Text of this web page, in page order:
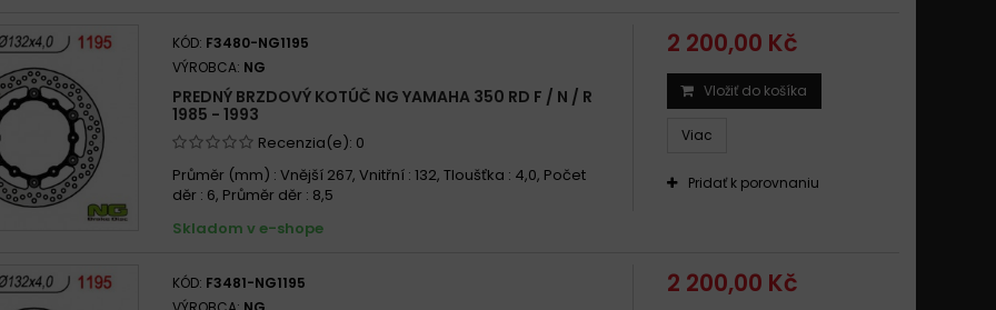
KÓD: F3480-NG1195
VÝROBCA: NG
PREDNÝ BRZDOVÝ KOTÚČ NG YAMAHA 350 RD F / N / R
1985 - 1993
Recenzia(e): 0
Průměr (mm) : Vnější 267, Vnitřní : 132, Tloušťka : 4,0, Počet
děr : 6, Průměr děr : 8,5
Skladom v e-shope
2 200,00 Kč
Vložiť do košíka
Viac
Pridať k porovnaniu
KÓD: F3481-NG1195
2 200,00 Kč